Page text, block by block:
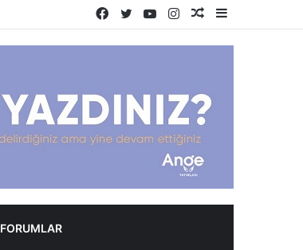
Kenar
Rastgele
Instagram
YouTube
Twitter
Facebook
FORUMLAR